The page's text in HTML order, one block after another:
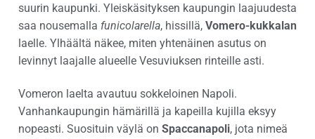
suurin kaupunki. Yleiskäsityksen kaupungin laajuudesta
saa nousemalla funicolarella, hissillä, Vomero-kukkalan
laelle. Ylhäältä näkee, miten yhtenäinen asutus on
levinnyt laajalle alueelle Vesuviuksen rinteille asti.
Vomeron laelta avautuu sokkeloinen Napoli.
Vanhankaupungin hämärillä ja kapeilla kujilla eksyy
nopeasti. Suosituin väylä on Spaccanapoli, jota nimeä